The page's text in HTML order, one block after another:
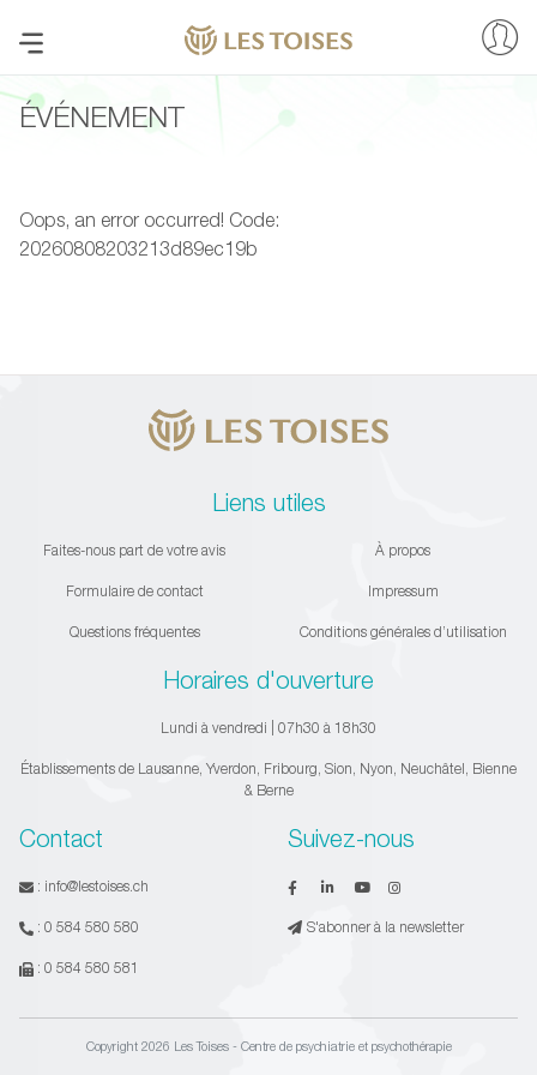
ÉVÉNEMENT
Oops, an error occurred! Code:
20260808203213d89ec19b
Liens utiles
Faites-nous part de votre avis
Formulaire de contact
Questions fréquentes
À propos
Impressum
Conditions générales d’utilisation
Horaires d'ouverture
Lundi à vendredi | 07h30 à 18h30
Établissements de Lausanne, Yverdon, Fribourg, Sion, Nyon, Neuchâtel, Bienne
& Berne
Contact
: info@lestoises.ch
: 0 584 580 580
: 0 584 580 581
Suivez-nous
S'abonner à la newsletter
Copyright 2026 Les Toises - Centre de psychiatrie et psychothérapie